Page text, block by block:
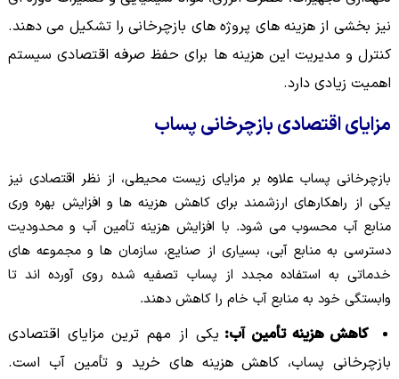
نیز بخشی از هزینه های پروژه های بازچرخانی را تشکیل می دهند.
کنترل و مدیریت این هزینه ها برای حفظ صرفه اقتصادی سیستم
اهمیت زیادی دارد.
مزایای اقتصادی بازچرخانی پساب
بازچرخانی پساب علاوه بر مزایای زیست محیطی، از نظر اقتصادی نیز
یکی از راهکارهای ارزشمند برای کاهش هزینه ها و افزایش بهره وری
منابع آب محسوب می شود. با افزایش هزینه تأمین آب و محدودیت
دسترسی به منابع آبی، بسیاری از صنایع، سازمان ها و مجموعه های
خدماتی به استفاده مجدد از پساب تصفیه شده روی آورده اند تا
وابستگی خود به منابع آب خام را کاهش دهند.
کاهش هزینه تأمین آب: یکی از مهم ترین مزایای اقتصادی
بازچرخانی پساب، کاهش هزینه های خرید و تأمین آب است.